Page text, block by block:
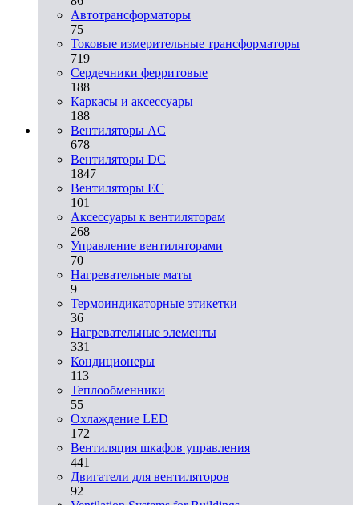
Автотрансформаторы
75
Токовые измерительные трансформаторы
719
Сердечники ферритовые
188
Каркасы и аксессуары
188
Вентиляторы AC
678
Вентиляторы DC
1847
Вентиляторы EC
101
Аксессуары к вентиляторам
268
Управление вентиляторами
70
Нагревательные маты
9
Термоиндикаторные этикетки
36
Нагревательные элементы
331
Кондиционеры
113
Теплообменники
55
Охлаждение LED
172
Вентиляция шкафов управления
441
Двигатели для вентиляторов
92